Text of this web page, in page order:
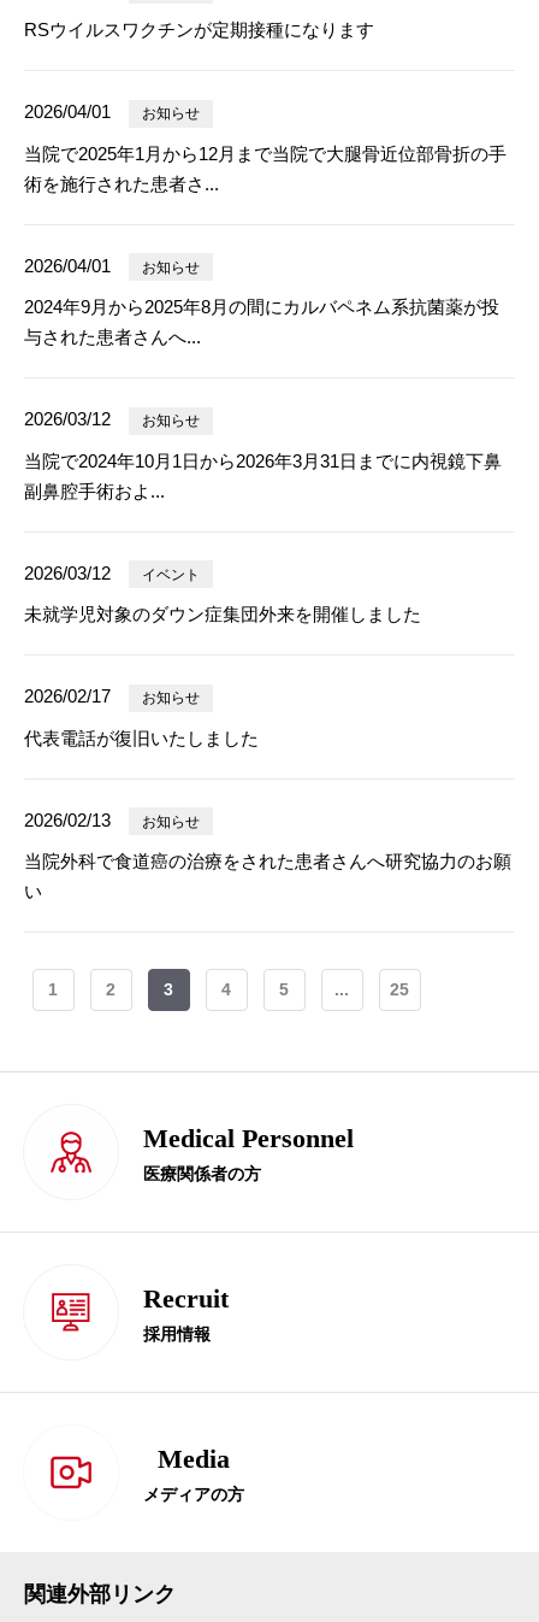
RSウイルスワクチンが定期接種になります
2026/04/01 お知らせ
当院で2025年1月から12月まで当院で大腿骨近位部骨折の手
術を施行された患者さ...
2026/04/01 お知らせ
2024年9月から2025年8月の間にカルバペネム系抗菌薬が投
与された患者さんへ...
2026/03/12 お知らせ
当院で2024年10月1日から2026年3月31日までに内視鏡下鼻
副鼻腔手術およ...
2026/03/12 イベント
未就学児対象のダウン症集団外来を開催しました
2026/02/17 お知らせ
代表電話が復旧いたしました
2026/02/13 お知らせ
当院外科で食道癌の治療をされた患者さんへ研究協力のお願
い
1 2 3 4 5 ... 25
Medical Personnel
医療関係者の方
Recruit
採用情報
Media
メディアの方
関連外部リンク